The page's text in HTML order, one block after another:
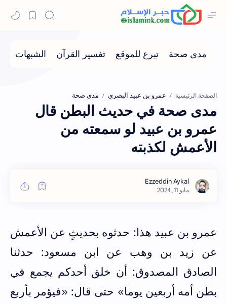
الصفحة الرئيسية عمرو بن عبيد البصري مدى صحة
مدى صحة في حديث البطن قال
عمرو بن عبيد لو سمعته من
الأعمش لكذبته
عمرو بن عبيد هذا: حدثوه بحديثٍ عن الأعمش
عن زيد بن وهب عن ابن مسعود: حدثنا
الصادق المصدوق: أن خلق أحدكم يجمع في
بطن أمه أربعين يوما» حتى قال: «فيؤمر بأربع